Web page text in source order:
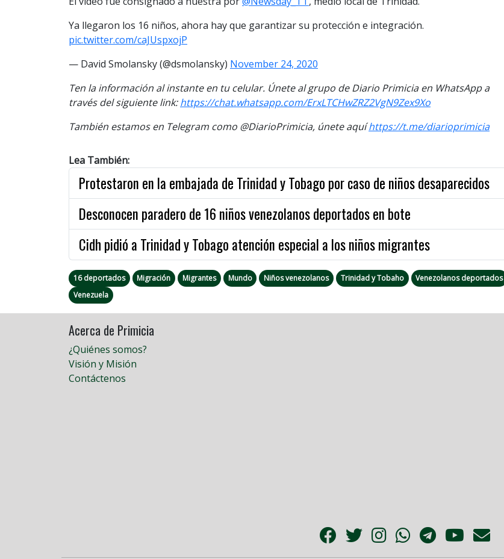
Ya llegaron los 16 niños, ahora hay que garantizar su protección e integración.
pic.twitter.com/caJUspxojP
— David Smolansky (@dsmolansky) November 24, 2020
Ten la información al instante en tu celular. Únete al grupo de Diario Primicia en WhatsApp a
través del siguiente link: https://chat.whatsapp.com/ErxLTCHwZRZ2VgN9Zex9Xo
También estamos en Telegram como @DiarioPrimicia, únete aquíhttps://t.me/diarioprimicia
Lea También:
Protestaron en la embajada de Trinidad y Tobago por caso de niños desaparecidos
Desconocen paradero de 16 niños venezolanos deportados en bote
Cidh pidió a Trinidad y Tobago atención especial a los niños migrantes
16 deportados Migración Migrantes Mundo Niños venezolanos Trinidad y Tobaho
Venezolanos deportados
Venezuela
Acerca de Primicia
¿Quiénes somos?
Visión y Misión
Contáctenos